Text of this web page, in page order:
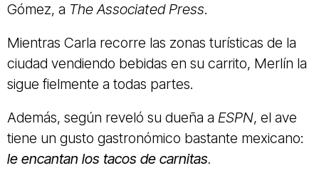
Gómez, a The Associated Press.
Mientras Carla recorre las zonas turísticas de la
ciudad vendiendo bebidas en su carrito, Merlín la
sigue fielmente a todas partes.
Además, según reveló su dueña a ESPN, el ave
tiene un gusto gastronómico bastante mexicano:
le encantan los tacos de carnitas.